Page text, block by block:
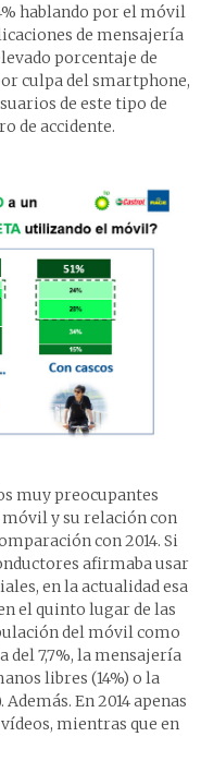
hablando por el móvil
de mensajería
porcentaje de
culpa del smartphone,
de este tipo de
de accidente.
muy preocupantes
y su relación con
con 2014. Si
afirmaba usar
en la actualidad esa
el quinto lugar de las
del móvil como
del 7,7%, la mensajería
libres (14%) o la
En 2014 apenas
mientras que en